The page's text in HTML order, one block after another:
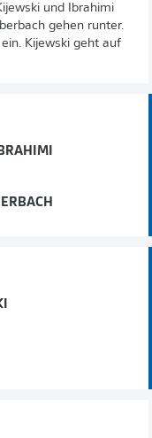
und Ibrahimi
gehen runter.
Kijewski geht auf